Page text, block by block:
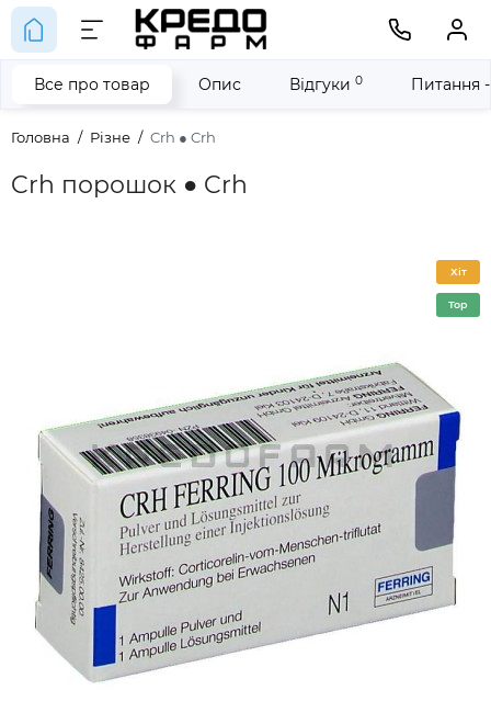
Головна Різне Crh ● Crh
Crh порошок ● Crh
Все про товар Опис Відгуки 0 Питання
Хіт
Top